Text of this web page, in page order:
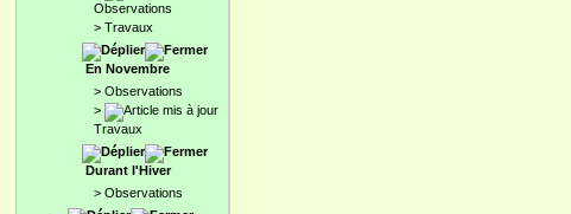
Observations
> Travaux
En Novembre
> Observations
>
Travaux
Durant l'Hiver
> Observations